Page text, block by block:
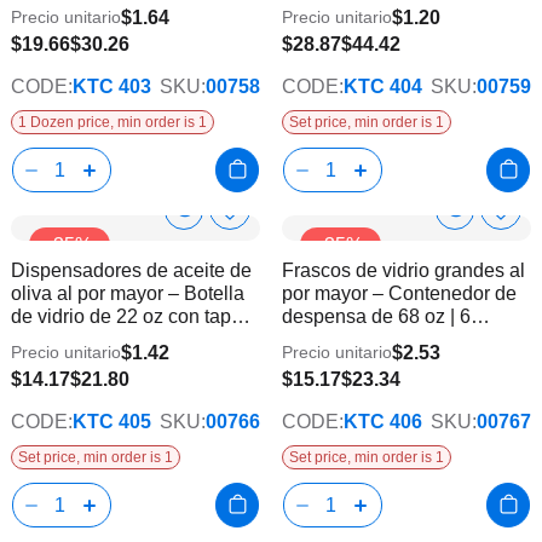
deseos
$19.66$30.26
Precio unitario$1.64
CODE: KTC 403 SKU:00758
1 Dozen price, min order is 1
$28.87$44.42
Precio unitario$1.20
CODE: KTC 404 SKU:00759
Set price, min order is 1
-35%
Show
Info
Añadir
la
lista
de
deseos
Dispensadores de aceite de
oliva al por mayor – Botella
de vidrio de 22 oz con tapa
inteligente y asa | 10
unidades
$14.17$21.80
Precio unitario$1.42
CODE: KTC 405 SKU:00766
Set price, min order is 1
-35%
Show
Info la
lista
Frascos de vidrio grandes al
por mayor – Contenedor de
despensa de 68 oz | 6
$15.17$23.34
Precio unitario$2.53
CODE: KTC 406 SKU:00767
Set price, min order is 1